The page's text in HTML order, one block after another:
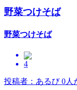
野菜つけそば
野菜つけそば
4
投稿者：あるび0人